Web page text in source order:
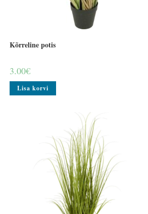
Kõrreline potis
3.00€
Lisa korvi